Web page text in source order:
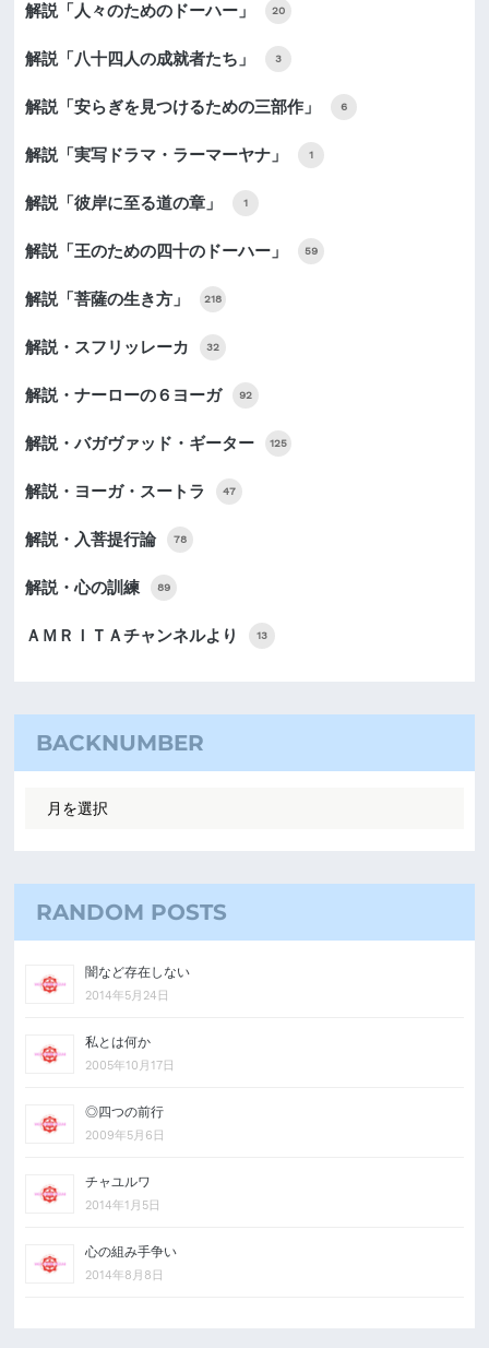
解説「人々のためのドーハー」 20
解説「八十四人の成就者たち」 3
解説「安らぎを見つけるための三部作」 6
解説「実写ドラマ・ラーマーヤナ」 1
解説「彼岸に至る道の章」 1
解説「王のための四十のドーハー」 59
解説「菩薩の生き方」 218
解説・スフリッレーカ 32
解説・ナーローの６ヨーガ 92
解説・バガヴァッド・ギーター 125
解説・ヨーガ・スートラ 47
解説・入菩提行論 78
解説・心の訓練 89
ＡＭＲＩＴＡチャンネルより 13
BACKNUMBER
RANDOM POSTS
闇など存在しない
2014年5月24日
私とは何か
2005年10月17日
◎四つの前行
2009年5月6日
チャユルワ
2014年1月5日
心の組み手争い
2014年8月8日